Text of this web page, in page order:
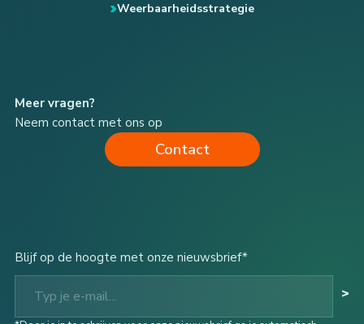
Weerbaarheidsstrategie
Meer vragen?
Neem contact met ons op
Contact
Blijf op de hoogte met onze nieuwsbrief*
Typ je e-mail...
>